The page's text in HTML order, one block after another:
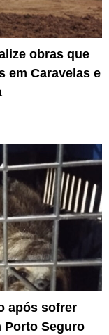
obras que
em Caravelas e
após sofrer
Porto Seguro